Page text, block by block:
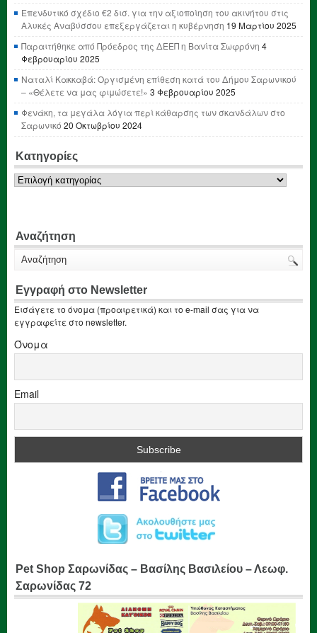
Επενδυτικό σχέδιο €2 δισ. για την αξιοποίηση του ακινήτου στις
Αλυκές Αναβύσσου επεξεργάζεται η κυβέρνηση 19 Μαρτίου 2025
Παραιτήθηκε από Πρόεδρος της ΔΕΕΠ η Βανίτα Σωφρόνη 4
Φεβρουαρίου 2025
Ναταλί Κακκαβά: Οργισμένη επίθεση κατά του Δήμου Σαρωνικού
– «Θέλετε να μας φιμώσετε!» 3 Φεβρουαρίου 2025
Φενάκη, τα μεγάλα λόγια περί κάθαρσης των σκανδάλων στο
Σαρωνικό 20 Οκτωβρίου 2024
Κατηγορίες
Κατηγορίες
Αναζήτηση
Εγγραφή στο Newsletter
Εισάγετε το όνομα (προαιρετικά) και το e-mail σας για να
εγγραφείτε στο newsletter.
Όνομα
Email
Pet Shop Σαρωνίδας – Βασίλης Βασιλείου – Λεωφ.
Σαρωνίδας 72